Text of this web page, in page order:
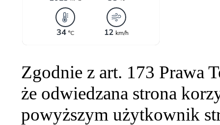
Zgodnie z art. 173 Prawa
że odwiedzana strona
powyższym użytkownik